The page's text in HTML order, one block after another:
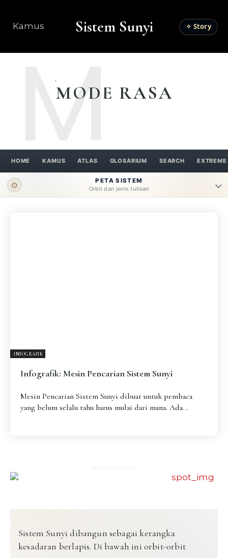
Kamus Sistem Sunyi ✧ Story
MODE RASA
M
HOME KAMUS ATLAS GLOSARIUM SEARCH EXTREME
⊙
PETA SISTEM
Orbit dan jenis tulisan
EXTREME DISTORTION
INFOGRAFIK
Infografik: Mesin Pencarian Sistem Sunyi
Mesin Pencarian Sistem Sunyi dibuat untuk pembaca
yang belum selalu tahu harus mulai dari mana. Ada...
Advertisement
Sistem Sunyi dibangun sebagai kerangka
kesadaran berlapis. Di bawah ini orbit-orbit